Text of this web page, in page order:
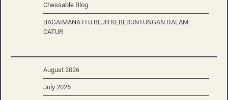
Chessable Blog
BAGAIMANA ITU BEJO KEBERUNTUNGAN DALAM
CATUR
August 2026
July 2026